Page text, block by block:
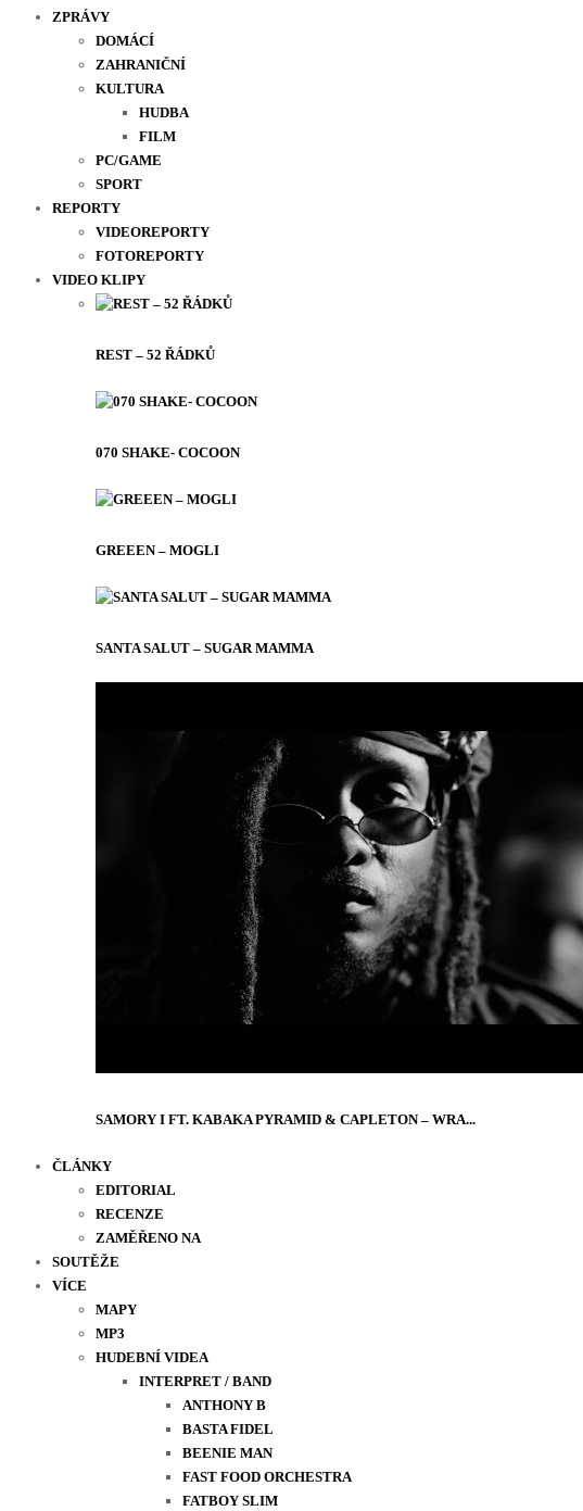
ZPRÁVY
DOMÁCÍ
ZAHRANIČNÍ
KULTURA
HUDBA
FILM
PC/GAME
SPORT
REPORTY
VIDEOREPORTY
FOTOREPORTY
VIDEO KLIPY
REST – 52 ŘÁDKŮ
070 SHAKE- COCOON
GREEEN – MOGLI
SANTA SALUT – SUGAR MAMMA
SAMORY I FT. KABAKA PYRAMID & CAPLETON – WRA...
ČLÁNKY
EDITORIAL
RECENZE
ZAMĚŘENO NA
SOUTĚŽE
VÍCE
MAPY
MP3
HUDEBNÍ VIDEA
INTERPRET / BAND
ANTHONY B
BASTA FIDEL
BEENIE MAN
FAST FOOD ORCHESTRA
FATBOY SLIM